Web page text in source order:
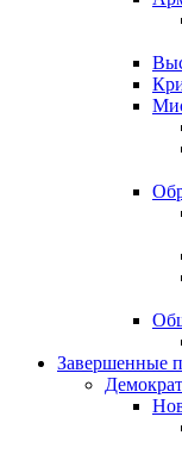
Завершенные